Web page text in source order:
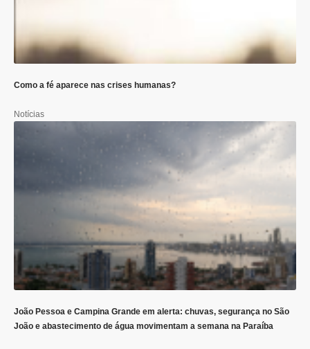
Como a fé aparece nas crises humanas?
Notícias
João Pessoa e Campina Grande em alerta: chuvas, segurança no São
João e abastecimento de água movimentam a semana na Paraíba